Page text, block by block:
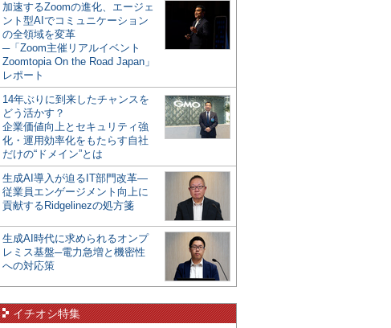
加速するZoomの進化、エージェ
ント型AIでコミュニケーション
の全領域を変革
─「Zoom主催リアルイベント
Zoomtopia On the Road Japan」
レポート
14年ぶりに到来したチャンスを
どう活かす？
企業価値向上とセキュリティ強
化・運用効率化をもたらす自社
だけの“ドメイン”とは
生成AI導入が迫るIT部門改革―
従業員エンゲージメント向上に
貢献するRidgelinezの処方箋
生成AI時代に求められるオンプ
レミス基盤─電力急増と機密性
への対応策
イチオシ特集